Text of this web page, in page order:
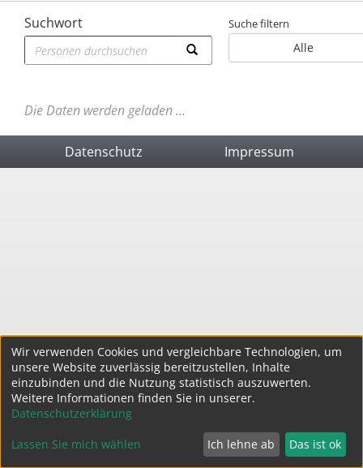
Suchwort Suche filtern
Alle
Die Daten werden geladen ...
Datenschutz Impressum
Wir verwenden Cookies und vergleichbare Technologien, um
unsere Website zuverlässig bereitzustellen, Inhalte
einzubinden und die Nutzung statistisch auszuwerten.
Weitere Informationen finden Sie in unserer.
Datenschutzerklärung
Lassen Sie mich wählen Ich lehne ab Das ist ok